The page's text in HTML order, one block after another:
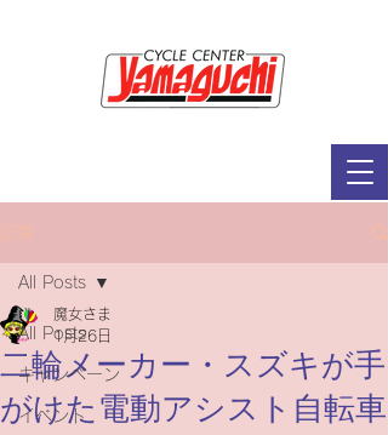
All Posts
キャンペーン
イベント
All Posts
二輪メーカー・スズキが手
がけた電動アシスト自転車
魔女さま
1月26日